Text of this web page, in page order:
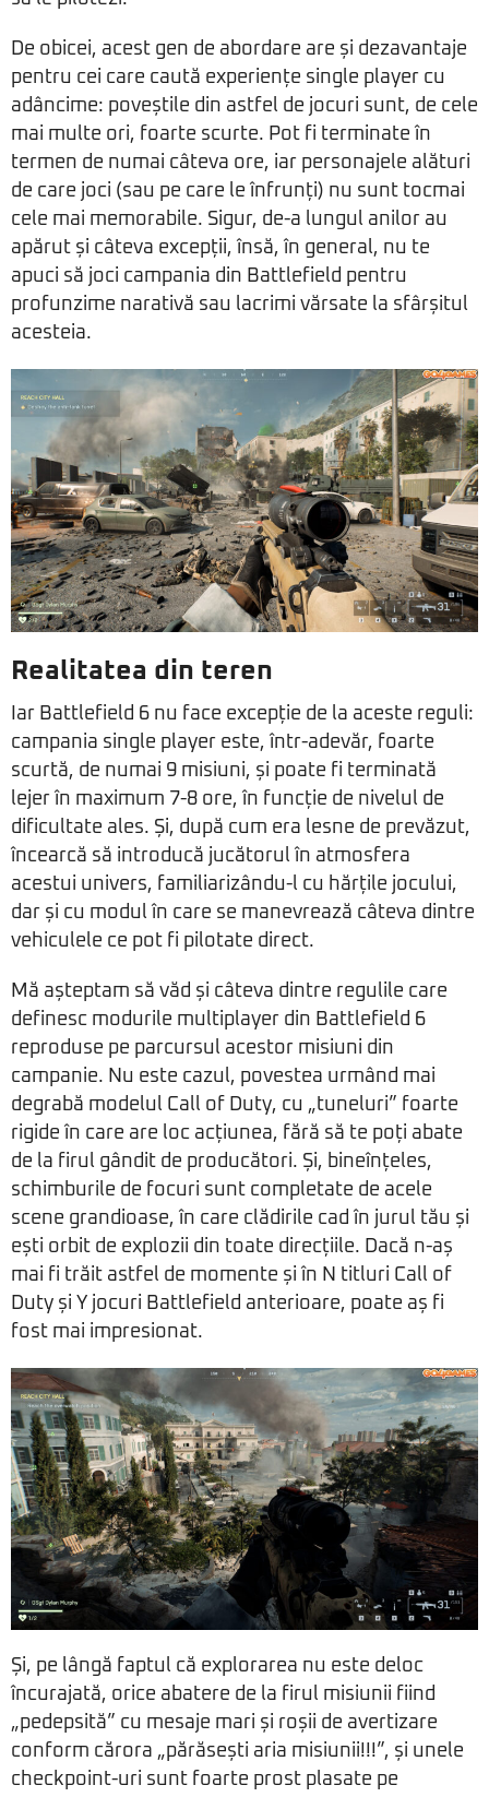
De obicei, acest gen de abordare are și dezavantaje
pentru cei care caută experiențe single player cu
adâncime: poveștile din astfel de jocuri sunt, de cele
mai multe ori, foarte scurte. Pot fi terminate în
termen de numai câteva ore, iar personajele alături
de care joci (sau pe care le înfrunți) nu sunt tocmai
cele mai memorabile. Sigur, de-a lungul anilor au
apărut și câteva excepții, însă, în general, nu te
apuci să joci campania din Battlefield pentru
profunzime narativă sau lacrimi vărsate la sfârșitul
acesteia.
Realitatea din teren
Iar Battlefield 6 nu face excepție de la aceste reguli:
campania single player este, într-adevăr, foarte
scurtă, de numai 9 misiuni, și poate fi terminată
lejer în maximum 7-8 ore, în funcție de nivelul de
dificultate ales. Și, după cum era lesne de prevăzut,
încearcă să introducă jucătorul în atmosfera
acestui univers, familiarizându-l cu hărțile jocului,
dar și cu modul în care se manevrează câteva dintre
vehiculele ce pot fi pilotate direct.
Mă așteptam să văd și câteva dintre regulile care
definesc modurile multiplayer din Battlefield 6
reproduse pe parcursul acestor misiuni din
campanie. Nu este cazul, povestea urmând mai
degrabă modelul Call of Duty, cu „tuneluri” foarte
rigide în care are loc acțiunea, fără să te poți abate
de la firul gândit de producători. Și, bineînțeles,
schimburile de focuri sunt completate de acele
scene grandioase, în care clădirile cad în jurul tău și
ești orbit de explozii din toate direcțiile. Dacă n-aș
mai fi trăit astfel de momente și în N titluri Call of
Duty și Y jocuri Battlefield anterioare, poate aș fi
fost mai impresionat.
Și, pe lângă faptul că explorarea nu este deloc
încurajată, orice abatere de la firul misiunii fiind
„pedepsită” cu mesaje mari și roșii de avertizare
conform cărora „părăsești aria misiunii!!!”, și unele
checkpoint-uri sunt foarte prost plasate pe